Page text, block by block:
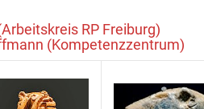
RP Freiburg)
(Kompetenzzentrum)